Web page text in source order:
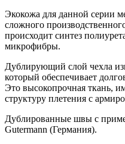
Экокожа для данной серии
сложного
происходит синтез
микрофибры.
Дублирующий слой чехла
который обеспечивает
Это высокопрочная ткань,
структуру плетения с
Дублированные швы с
Gutermann (Германия).